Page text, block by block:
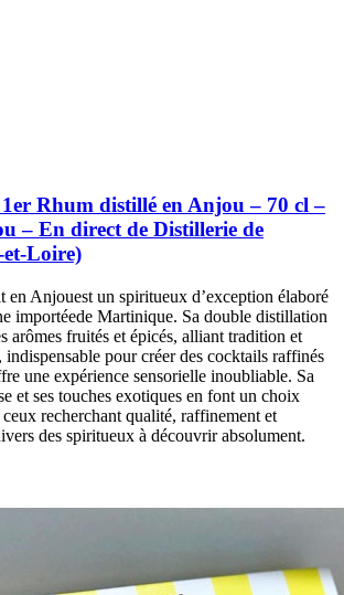
Rhum distillé en Anjou – 70 cl –
– En direct de Distillerie de
Loire)
en Anjouest un spiritueux d’exception élaboré
importéede Martinique. Sa double distillation
arômes fruités et épicés, alliant tradition et
pour créer des cocktails raffinés
une expérience sensorielle inoubliable. Sa
et ses touches exotiques en font un choix
recherchant qualité, raffinement et
des spiritueux à découvrir absolument.